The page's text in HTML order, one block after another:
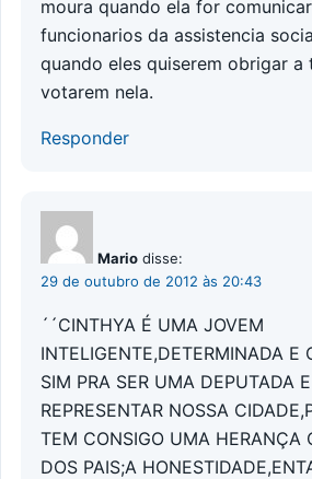
moura quando ela for
funcionarios da assistencia
quando eles quiserem obrigar a
votarem nela.
Responder
Mario disse:
29 de outubro de 2012 às 20:43
´´CINTHYA É UMA JOVEM
INTELIGENTE,DETERMINADA E
SIM PRA SER UMA DEPUTADA E
REPRESENTAR NOSSA
TEM CONSIGO UMA HERANÇA
DOS PAIS;A